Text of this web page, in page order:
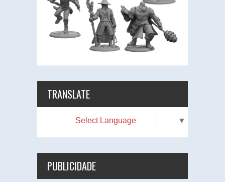
TRANSLATE
Select Language ▼
PUBLICIDADE